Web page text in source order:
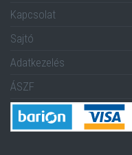
Kapcsolat
Sajtó
Adatkezelés
ÁSZF